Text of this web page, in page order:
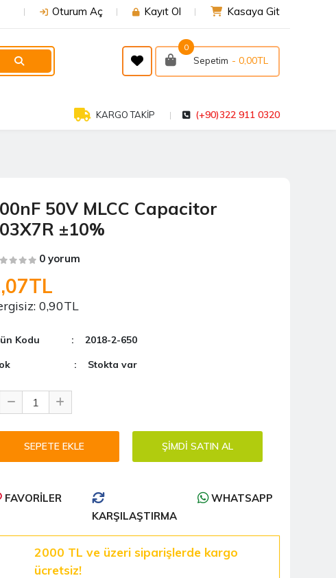
Oturum Aç Kayıt Ol Kasaya Git
Sepetim
0
- 0,00TL
KARGO TAKİP (+90)322 911 0320
50V MLCC Capacitor
±10%
0 yorum
0,90TL
Kodu
: 2018-2-650
: Stokta var
FAVORILER
KARŞILAŞTIRMA
WHATSAPP
2000 TL ve üzeri siparişlerde kargo
ücretsiz!